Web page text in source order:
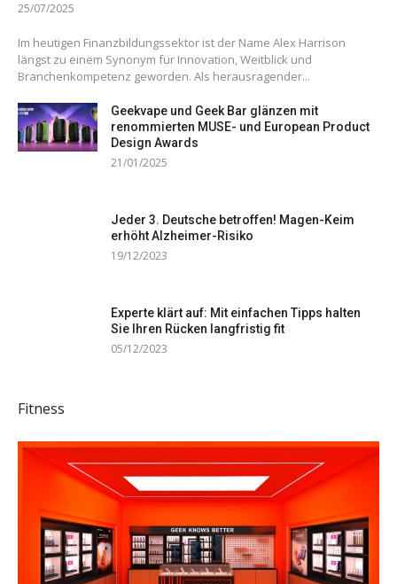
25/07/2025
Im heutigen Finanzbildungssektor ist der Name Alex Harrison
längst zu einem Synonym für Innovation, Weitblick und
Branchenkompetenz geworden. Als herausragender...
Geekvape und Geek Bar glänzen mit
renommierten MUSE- und European Product
Design Awards
21/01/2025
Jeder 3. Deutsche betroffen! Magen-Keim
erhöht Alzheimer-Risiko
19/12/2023
Experte klärt auf: Mit einfachen Tipps halten
Sie Ihren Rücken langfristig fit
05/12/2023
Fitness